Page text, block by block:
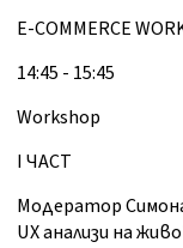
E-COMMERCE
14:45 - 15:45
Workshop
I ЧАСТ
Модератор
UX анализи на